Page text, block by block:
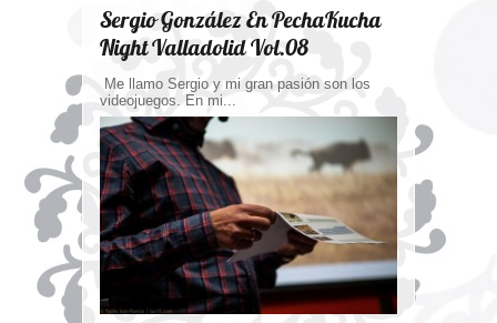
Sergio González En PechaKucha
Night Valladolid Vol.08
Me llamo Sergio y mi gran pasión son los
videojuegos. En mi...